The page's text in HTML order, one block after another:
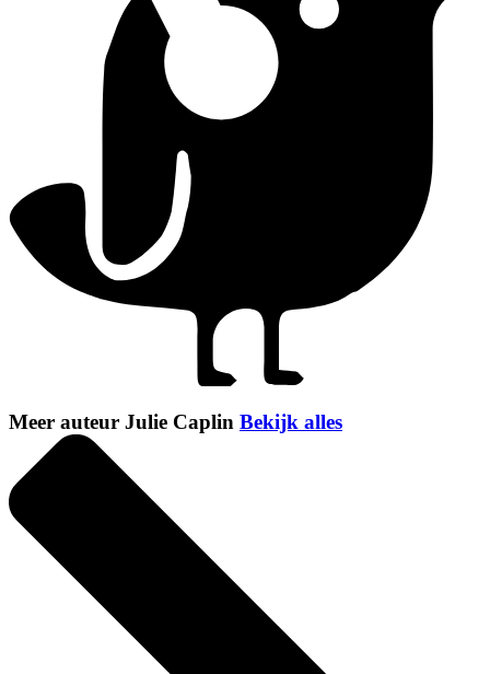
Meer auteur Julie Caplin Bekijk alles